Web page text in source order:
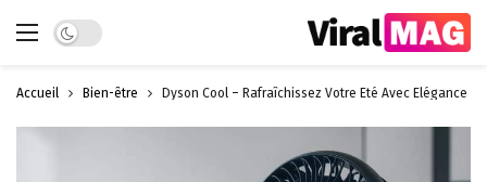
Dark mode
Accueil Bien-être Dyson Cool – Rafraîchissez Votre Été Avec Élégance